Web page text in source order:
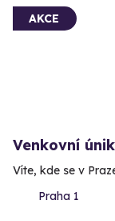
AKCE
Venkovní
Víte, kde se v
Praha 1